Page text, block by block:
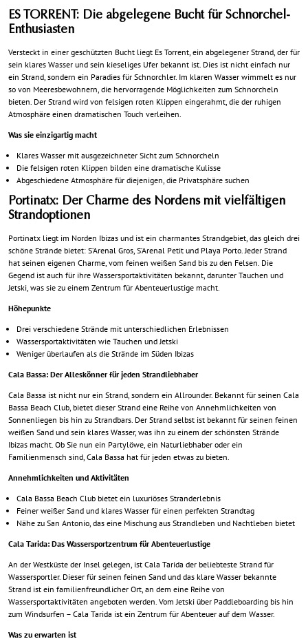
ES TORRENT: Die abgelegene Bucht für Schnorchel-
Enthusiasten
Versteckt in einer geschützten Bucht liegt Es Torrent, ein abgelegener Strand, der für
sein klares Wasser und sein kieseliges Ufer bekannt ist. Dies ist nicht einfach nur
ein Strand, sondern ein Paradies für Schnorchler. Im klaren Wasser wimmelt es nur
so von Meeresbewohnern, die hervorragende Möglichkeiten zum Schnorcheln
bieten. Der Strand wird von felsigen roten Klippen eingerahmt, die der ruhigen
Atmosphäre einen dramatischen Touch verleihen.
Was sie einzigartig macht
Klares Wasser mit ausgezeichneter Sicht zum Schnorcheln
Die felsigen roten Klippen bilden eine dramatische Kulisse
Abgeschiedene Atmosphäre für diejenigen, die Privatsphäre suchen
Portinatx: Der Charme des Nordens mit vielfältigen
Strandoptionen
Portinatx liegt im Norden Ibizas und ist ein charmantes Strandgebiet, das gleich drei
schöne Strände bietet: S’Arenal Gros, S’Arenal Petit und Playa Porto. Jeder Strand
hat seinen eigenen Charme, vom feinen weißen Sand bis zu den Felsen. Die
Gegend ist auch für ihre Wassersportaktivitäten bekannt, darunter Tauchen und
Jetski, was sie zu einem Zentrum für Abenteuerlustige macht.
Höhepunkte
Drei verschiedene Strände mit unterschiedlichen Erlebnissen
Wassersportaktivitäten wie Tauchen und Jetski
Weniger überlaufen als die Strände im Süden Ibizas
Cala Bassa: Der Alleskönner für jeden Strandliebhaber
Cala Bassa ist nicht nur ein Strand, sondern ein Allrounder. Bekannt für seinen Cala
Bassa Beach Club, bietet dieser Strand eine Reihe von Annehmlichkeiten von
Sonnenliegen bis hin zu Strandbars. Der Strand selbst ist bekannt für seinen feinen
weißen Sand und sein klares Wasser, was ihn zu einem der schönsten Strände
Ibizas macht. Ob Sie nun ein Partylöwe, ein Naturliebhaber oder ein
Familienmensch sind, Cala Bassa hat für jeden etwas zu bieten.
Annehmlichkeiten und Aktivitäten
Cala Bassa Beach Club bietet ein luxuriöses Stranderlebnis
Feiner weißer Sand und klares Wasser für einen perfekten Strandtag
Nähe zu San Antonio, das eine Mischung aus Strandleben und Nachtleben bietet
Cala Tarida: Das Wassersportzentrum für Abenteuerlustige
An der Westküste der Insel gelegen, ist Cala Tarida der beliebteste Strand für
Wassersportler. Dieser für seinen feinen Sand und das klare Wasser bekannte
Strand ist ein familienfreundlicher Ort, an dem eine Reihe von
Wassersportaktivitäten angeboten werden. Vom Jetski über Paddleboarding bis hin
zum Windsurfen – Cala Tarida ist ein Zentrum für Abenteuer auf dem Wasser.
Was zu erwarten ist